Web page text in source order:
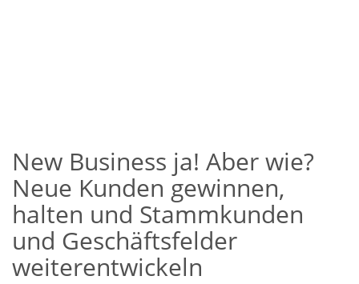
New Business ja! Aber wie?
Neue Kunden gewinnen,
halten und Stammkunden
und Geschäftsfelder
weiterentwickeln